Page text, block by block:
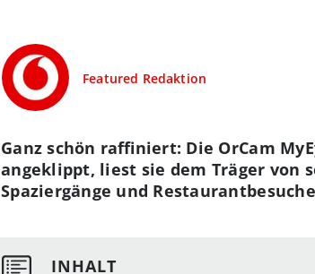
Featured Redaktion
Ganz schön raffiniert: Die OrCam
angeklippt, liest sie dem Träger von
Spaziergänge und